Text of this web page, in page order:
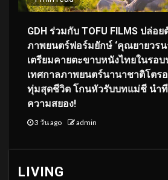
GDH ร่วมกับ TOFU FILMS ปล่อ
ภาพยนตร์ฟอร์มยักษ์ ‘คุณยายวรน
เตรียมคายตะขาบหนังไทยในรอ
เทศกาลภาพยนตร์นานาชาติโตร
ทุ่มสุดชีวิต โกนหัวรับบทแม่ชี นำ
ความสยอง!
3 วัน ago admin
LIVING